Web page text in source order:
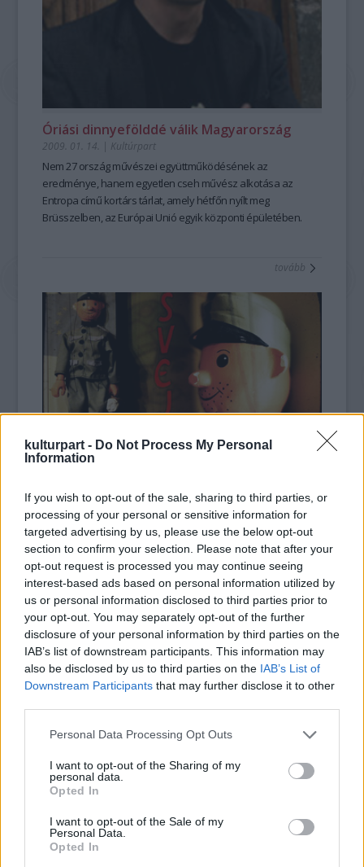
kulturpart - Do Not Process My Personal
Information
If you wish to opt-out of the sale, sharing to third parties, or
processing of your personal or sensitive information for
targeted advertising by us, please use the below opt-out
section to confirm your selection. Please note that after your
opt-out request is processed you may continue seeing
interest-based ads based on personal information utilized by
us or personal information disclosed to third parties prior to
your opt-out. You may separately opt-out of the further
disclosure of your personal information by third parties on the
IAB’s list of downstream participants. This information may
also be disclosed by us to third parties on the IAB’s List of
Downstream Participants that may further disclose it to other
Please note that this website/app uses one or more Google
not limited to your visit or usage behaviour. You may click to
grant or deny consent to Google and its third-party tags to
use your data for below specified purposes in below Google
consent section.
Personal Data Processing Opt Outs
I want to opt-out of the Sharing of my
personal data.
Opted In
I want to opt-out of the Sale of my
Personal Data.
Opted In
Óriási dinnyefölddé válik Magyarország
2009. 01. 14. | Kultúrpart
Nem 27 ország művészei együttműködésének az
eredménye, hanem egyetlen cseh művész alkotása az
Entropa című kortárs tárlat, amely hétfőn nyílt meg
Brüsszelben, az Európai Unió egyik központi épületében.
tovább
Jó lesz nekünk az az unió – mondogatták cseh barátaim a
csatlakozás előtt, és azóta is röhögnek a markukba. Jó lesz,
mert ahová Svejk beteszi a lábát, ott kő kövön nem marad,
ott mindazok csak ámulnak-bámulnak, akik az életet túl
komolyan veszik. Most meg pláne nyeregben vannak,
legalábbis a következő fél esztendőben.
tovább
Prága varázsa nem csökken Karácsony
idején sem
2008. 12. 21.